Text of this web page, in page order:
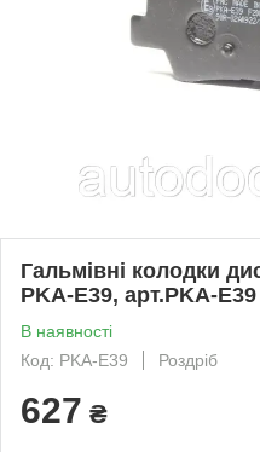
Гальмівні колодки
PKA-E39, арт.PKA-E39
В наявності
Код: PKA-E39
Роздріб
627 ₴